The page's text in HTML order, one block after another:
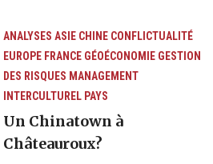
ANALYSES ASIE CHINE CONFLICTUALITÉ
EUROPE FRANCE GÉOÉCONOMIE GESTION
DES RISQUES MANAGEMENT
INTERCULTUREL PAYS
Un Chinatown à
Châteauroux?